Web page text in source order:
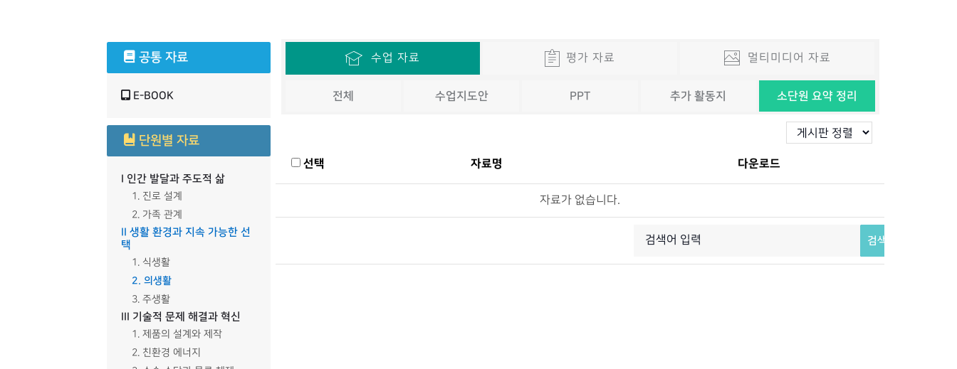
공통 자료
E-BOOK
단원별 자료
I 인간 발달과 주도적 삶
1. 진로 설계
2. 가족 관계
II 생활 환경과 지속 가능한 선
택
1. 식생활
2. 의생활
3. 주생활
III 기술적 문제 해결과 혁신
1. 제품의 설계와 제작
2. 친환경 에너지
수업 자료 평가 자료 멀티미디어 자료
전체 수업지도안 PPT 추가 활동지 소단원 요약 정리
선택 자료명 다운로드
자료가 없습니다.
검색